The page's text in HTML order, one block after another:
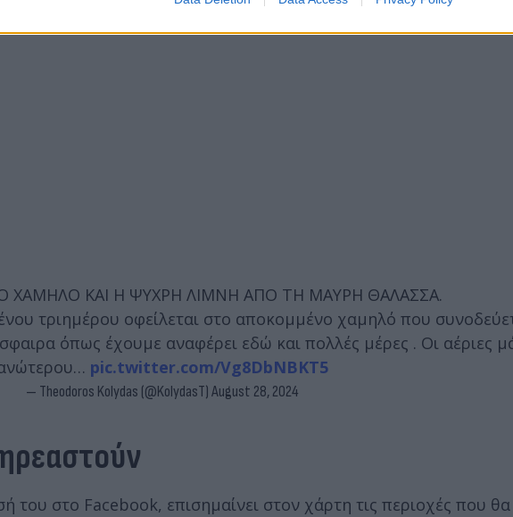
ΧΑΜΗΛΟ ΚΑΙ H ΨΥΧΡΗ ΛΙΜΝΗ ΑΠΟ ΤΗ ΜΑΥΡΗ ΘΑΛΑΣΣΑ.
τριημέρου οφείλεται στο αποκομμένο χαμηλό που
όπως έχουμε αναφέρει εδώ και πολλές μέρες . Οι αέριες
pic.twitter.com/Vg8DbNBKT5
— Theodoros Kolydas (@KolydasT)August 28, 2024
του στο Facebook, επισημαίνει στον χάρτη τις περιοχές που